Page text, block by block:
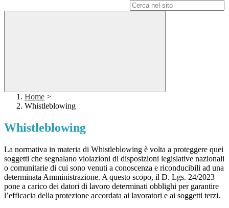
Home >
Whistleblowing
Whistleblowing
La normativa in materia di Whistleblowing è volta a proteggere quei
soggetti che segnalano violazioni di disposizioni legislative nazionali
o comunitarie di cui sono venuti a conoscenza e riconducibili ad una
determinata Amministrazione. A questo scopo, il D. Lgs. 24/2023
pone a carico dei datori di lavoro determinati obblighi per garantire
l’efficacia della protezione accordata ai lavoratori e ai soggetti terzi.